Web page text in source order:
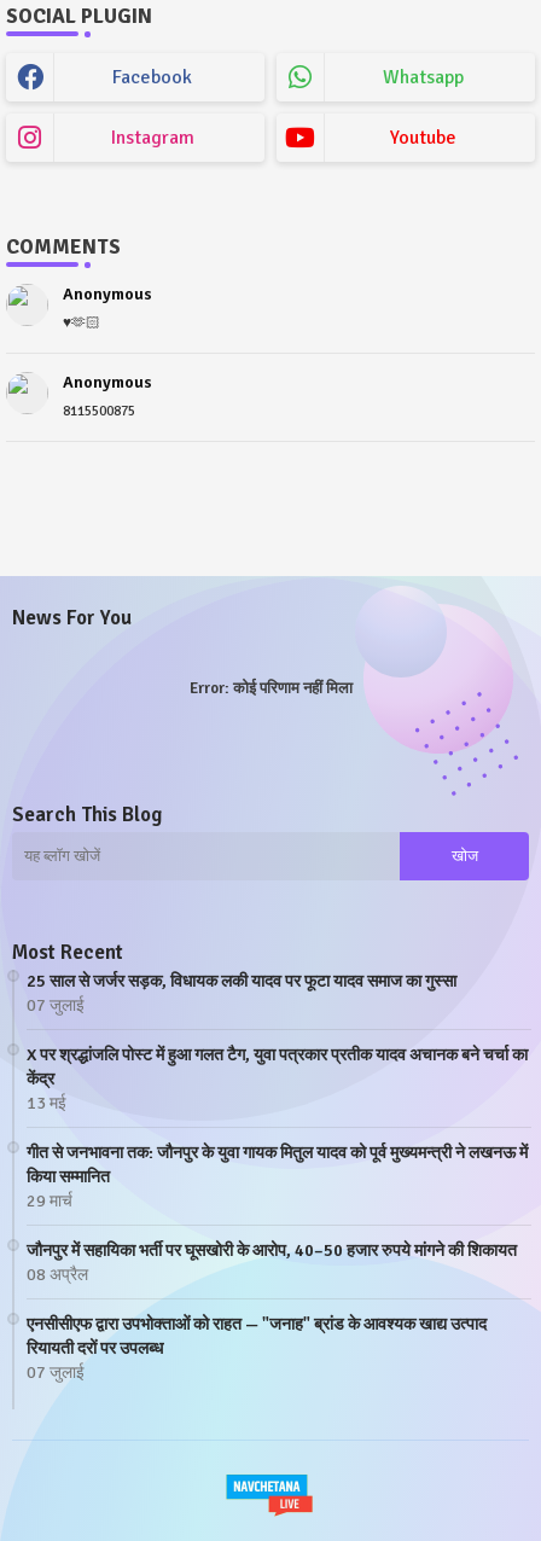
SOCIAL PLUGIN
Facebook Whatsapp
Instagram Youtube
COMMENTS
Anonymous
♥️🫶🏻
Anonymous
8115500875
News For You
Error: कोई परिणाम नहीं मिला
Search This Blog
Most Recent
25 साल से जर्जर सड़क, विधायक लकी यादव पर फूटा यादव समाज का गुस्सा
07 जुलाई
X पर श्रद्धांजलि पोस्ट में हुआ गलत टैग, युवा पत्रकार प्रतीक यादव अचानक बने चर्चा का
केंद्र
13 मई
गीत से जनभावना तक: जौनपुर के युवा गायक मितुल यादव को पूर्व मुख्यमन्त्री ने लखनऊ में
किया सम्मानित
29 मार्च
जौनपुर में सहायिका भर्ती पर घूसखोरी के आरोप, 40–50 हजार रुपये मांगने की शिकायत
08 अप्रैल
एनसीसीएफ द्वारा उपभोक्ताओं को राहत — "जनाह" ब्रांड के आवश्यक खाद्य उत्पाद
रियायती दरों पर उपलब्ध
07 जुलाई